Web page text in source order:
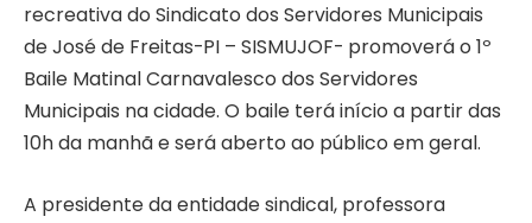
recreativa do Sindicato dos Servidores Municipais
de José de Freitas-PI – SISMUJOF- promoverá o 1º
Baile Matinal Carnavalesco dos Servidores
Municipais na cidade. O baile terá início a partir das
10h da manhã e será aberto ao público em geral.
A presidente da entidade sindical, professora